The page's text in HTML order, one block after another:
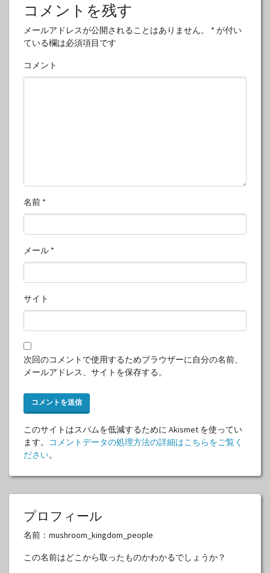
コメントを残す
メールアドレスが公開されることはありません。 * が付い
ている欄は必須項目です
コメント
名前 *
メール *
サイト
次回のコメントで使用するためブラウザーに自分の名前、
メールアドレス、サイトを保存する。
このサイトはスパムを低減するために Akismet を使ってい
ます。
コメントデータの処理方法の詳細はこちらをご覧く
ださい。
プロフィール
名前：mushroom_kingdom_people
この名前はどこから取ったものかわかるでしょうか？